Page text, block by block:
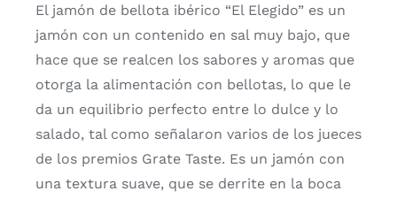
Cuchillo)
cantidad
El jamón de bellota ibérico “El Elegido” es un
jamón con un contenido en sal muy bajo, que
hace que se realcen los sabores y aromas que
otorga la alimentación con bellotas, lo que le
da un equilibrio perfecto entre lo dulce y lo
salado, tal como señalaron varios de los jueces
de los premios Grate Taste. Es un jamón con
una textura suave, que se derrite en la boca